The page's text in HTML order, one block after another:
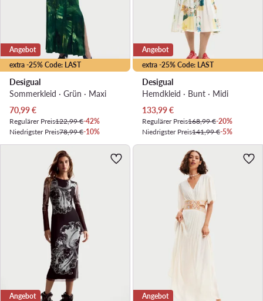
extra -25% Code: LAST
Angebot
Desigual
Sommerkleid · Grün · Maxi
Aktueller Preis
70,99€
Regulärer Preis122,99 €-42%
Niedrigster Preis78,99 €-10%
extra -25% Code: LAST
Angebot
Desigual
Hemdkleid · Bunt · Midi
Aktueller Preis
133,99€
Regulärer Preis168,99 €-20%
Niedrigster Preis141,99 €-5%
Angebot Angebot